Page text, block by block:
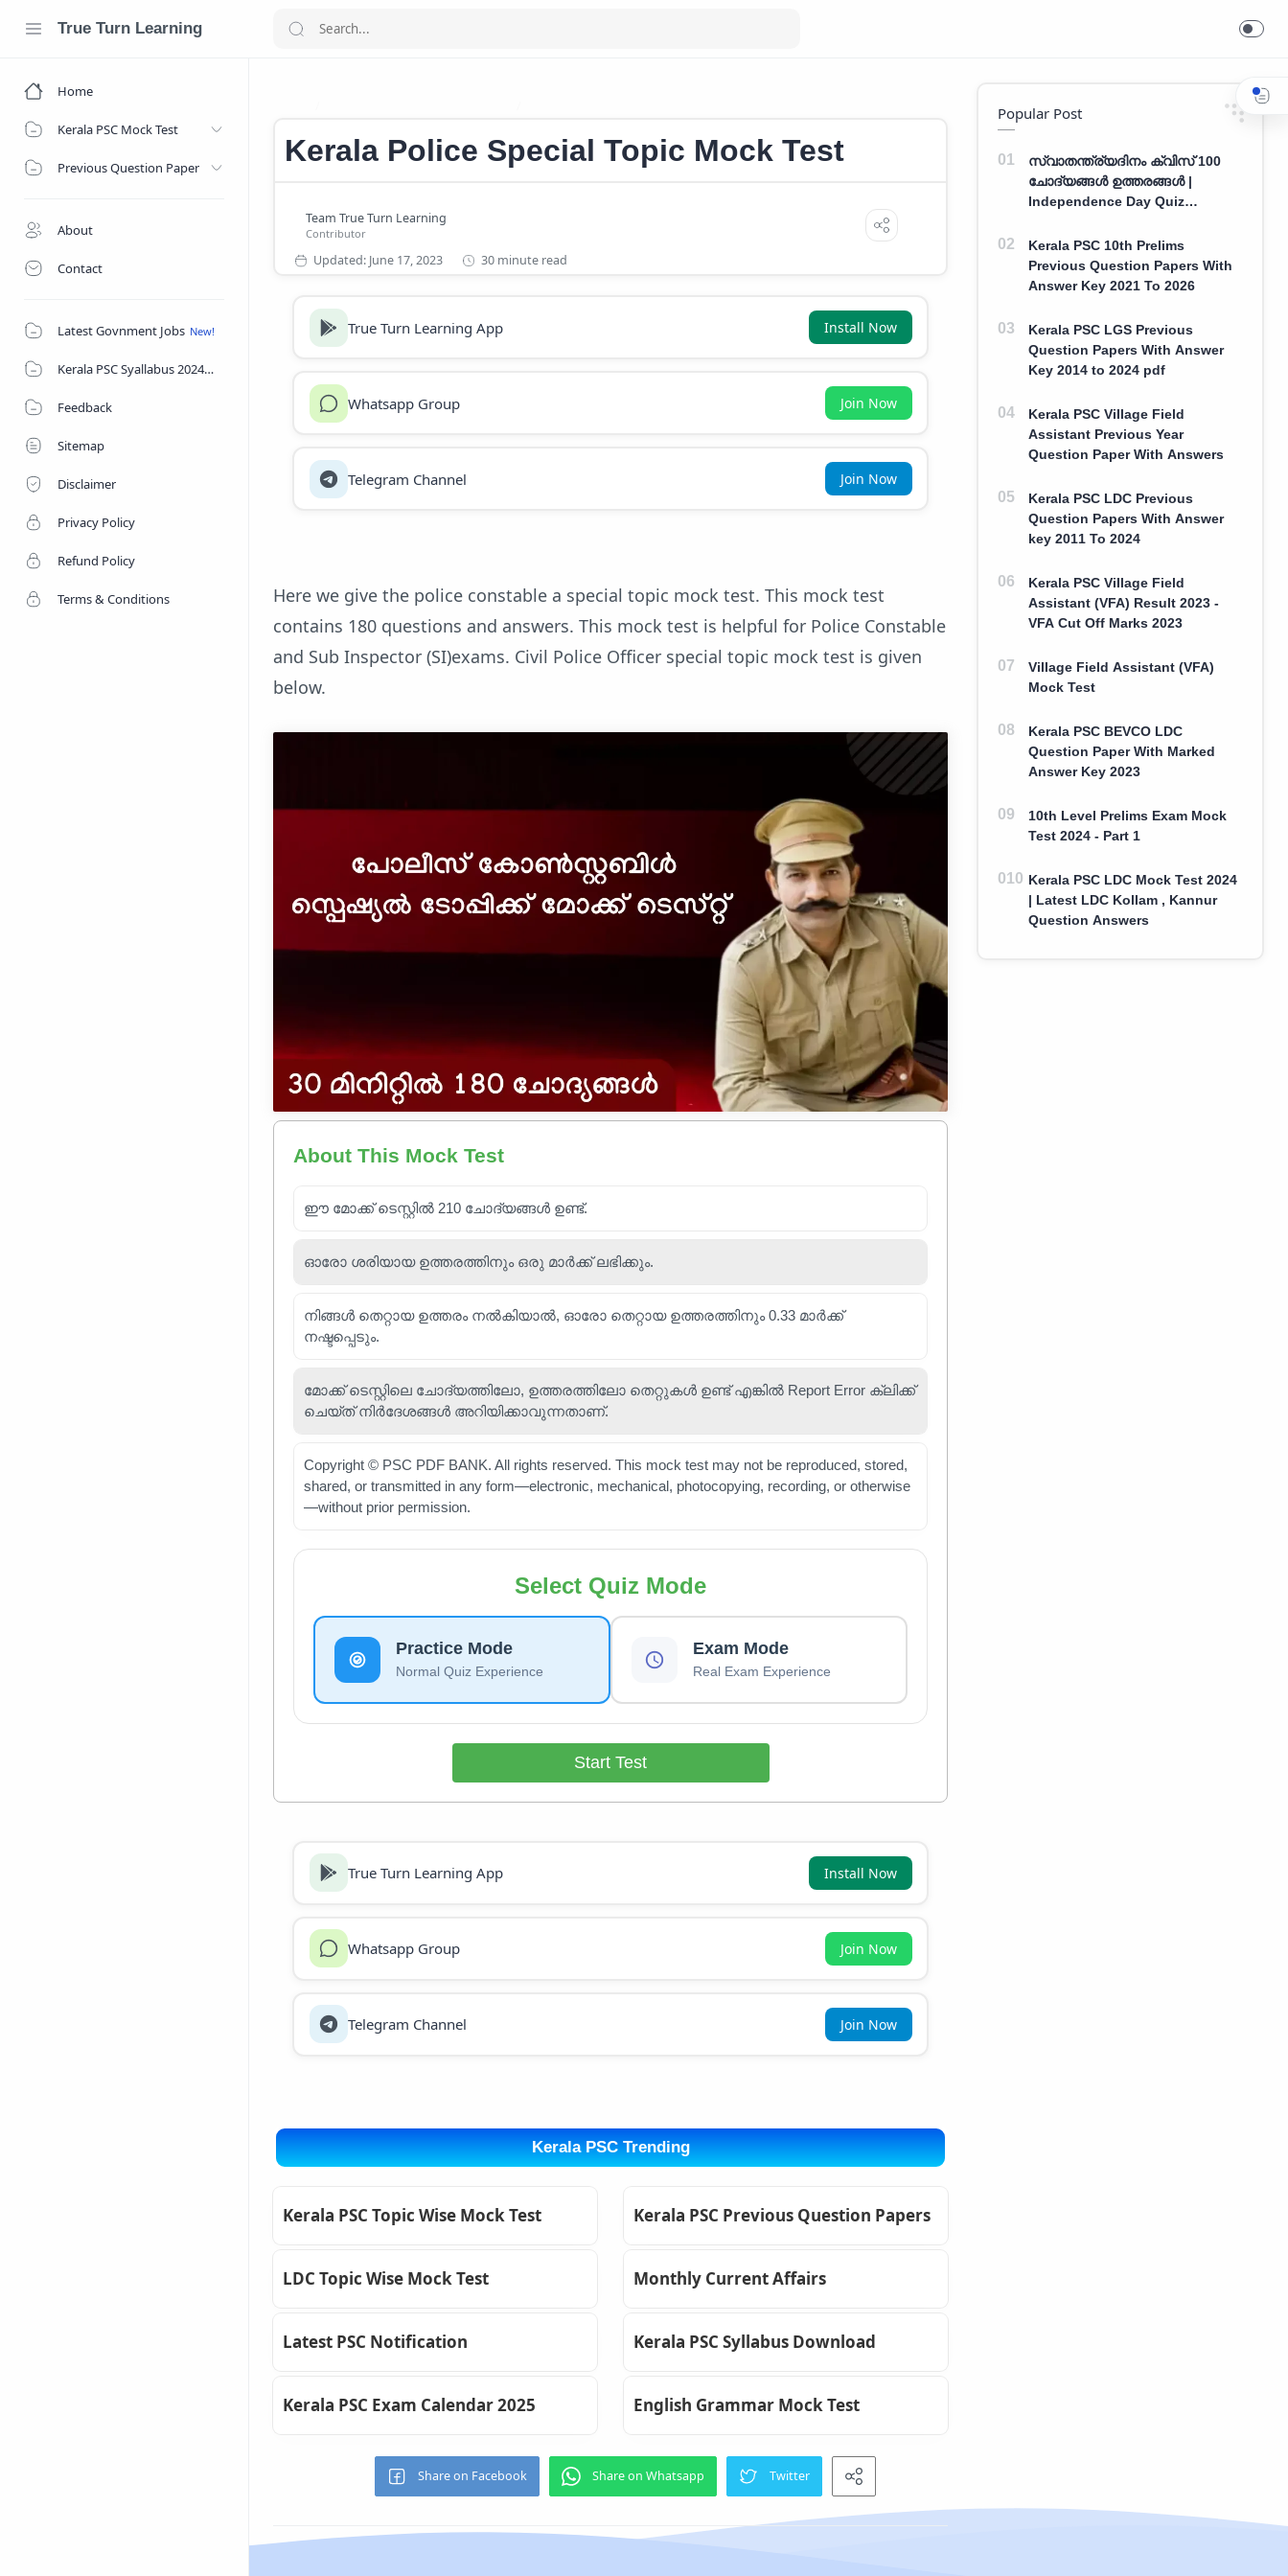
True Turn Learning
Home
Kerala PSC Mock Test
Previous Question Paper
About
Contact
Latest Govnment Jobs
Kerala PSC Syallabus 2024
Feedback
Sitemap
Disclaimer
Privacy Policy
Refund Policy
Terms & Conditions
Kerala Police Special Topic Mock Test
30 minute read
True Turn Learning App Install Now
Whatsapp Group Join Now
Telegram Channel Join Now
Here we give the police constable a special topic mock test. This mock test
contains 180 questions and answers. This mock test is helpful for Police Constable
and Sub Inspector (SI)exams. Civil Police Officer special topic mock test is given
below.
About This Mock Test
ഈ മോക്ക് ടെസ്റ്റിൽ 210 ചോദ്യങ്ങൾ ഉണ്ട്.
ഓരോ ശരിയായ ഉത്തരത്തിനും ഒരു മാർക്ക് ലഭിക്കും.
നിങ്ങൾ തെറ്റായ ഉത്തരം നൽകിയാൽ, ഓരോ തെറ്റായ ഉത്തരത്തിനും 0.33 മാർക്ക്
നഷ്ടപ്പെടും.
മോക്ക് ടെസ്റ്റിലെ ചോദ്യത്തിലോ, ഉത്തരത്തിലോ തെറ്റുകൾ ഉണ്ട് എങ്കിൽ Report Error ക്ലിക്ക്
ചെയ്ത് നിർദേശങ്ങൾ അറിയിക്കാവുന്നതാണ്.
Copyright © PSC PDF BANK. All rights reserved. This mock test may not be reproduced, stored,
shared, or transmitted in any form—electronic, mechanical, photocopying, recording, or otherwise
—without prior permission.
Select Quiz Mode
Practice Mode
Normal Quiz Experience
Exam Mode
Real Exam Experience
Start Test
True Turn Learning App Install Now
Whatsapp Group Join Now
Telegram Channel Join Now
Kerala PSC Trending
Kerala PSC Topic Wise Mock Test Kerala PSC Previous Question Papers
LDC Topic Wise Mock Test Monthly Current Affairs
Latest PSC Notification Kerala PSC Syllabus Download
Kerala PSC Exam Calendar 2025 English Grammar Mock Test
Popular Post
സ്വാതന്ത്ര്യദിനം ക്വിസ് 100
ചോദ്യങ്ങൾ ഉത്തരങ്ങൾ |
Independence Day Quiz
Answers
Kerala PSC 10th Prelims
Previous Question Papers With
Answer Key 2021 To 2026
Kerala PSC LGS Previous
Question Papers With Answer
Key 2014 to 2024 pdf
Kerala PSC Village Field
Assistant Previous Year
Question Paper With Answers
Kerala PSC LDC Previous
Question Papers With Answer
key 2011 To 2024
Kerala PSC Village Field
Assistant (VFA) Result 2023 -
VFA Cut Off Marks 2023
Village Field Assistant (VFA)
Mock Test
Kerala PSC BEVCO LDC
Question Paper With Marked
Answer Key 2023
10th Level Prelims Exam Mock
Test 2024 - Part 1
Kerala PSC LDC Mock Test 2024
| Latest LDC Kollam , Kannur
Question Answers